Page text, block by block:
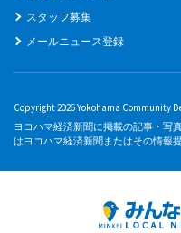
スタッフ募集
メールニュース登録
Copyright 2026 Yokohama Community
ヨコハマ経済新聞に掲載の記事・写
はヨコハマ経済新聞またはその情報